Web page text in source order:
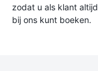
zodat u als klant
bij ons kunt boeken.